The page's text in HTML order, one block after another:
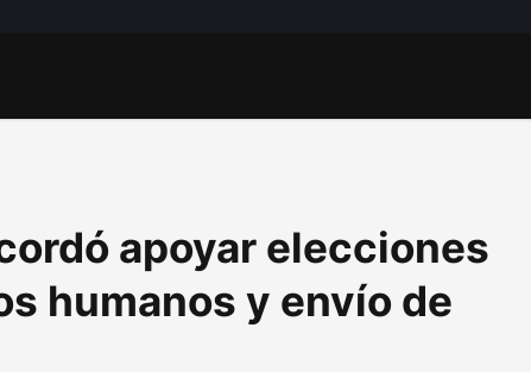
apoyar elecciones
humanos y envío de